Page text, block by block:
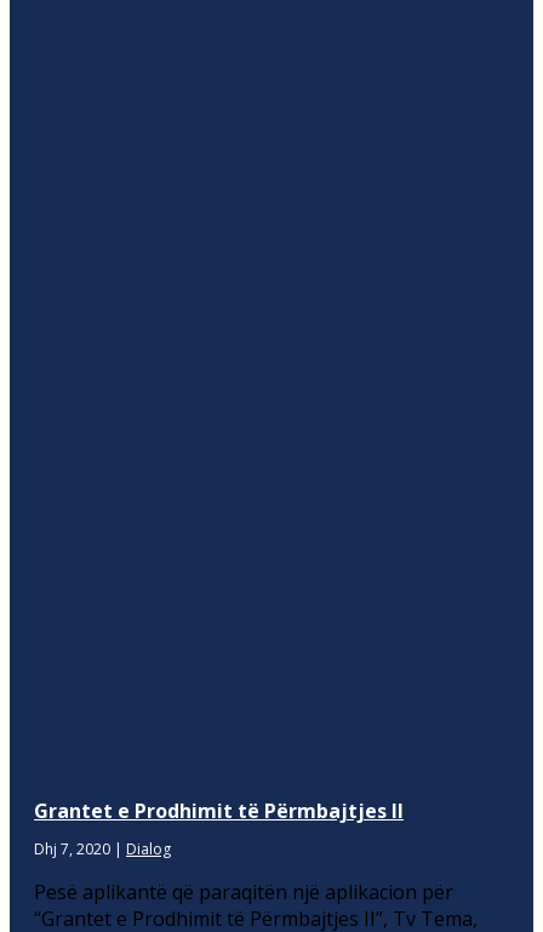
Grantet e Prodhimit të Përmbajtjes II
Dhj 7, 2020 | Dialog
Pesë aplikantë që paraqitën një aplikacion për
“Grantet e Prodhimit të Përmbajtjes II”, Tv Tema,